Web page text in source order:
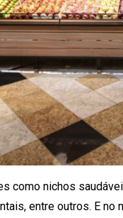
como nichos
entre outros. E